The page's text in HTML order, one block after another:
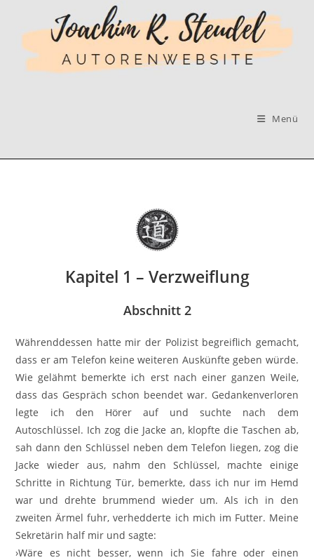
springen
Menü
Kapitel 1 – Verzweiflung
Abschnitt 2
Währenddessen hatte mir der Polizist begreiflich gemacht,
dass er am Telefon keine weiteren Auskünfte geben würde.
Wie gelähmt bemerkte ich erst nach einer ganzen Weile,
dass das Gespräch schon beendet war. Gedankenverloren
legte ich den Hörer auf und suchte nach dem
Autoschlüssel. Ich zog die Jacke an, klopfte die Taschen ab,
sah dann den Schlüssel neben dem Telefon liegen, zog die
Jacke wieder aus, nahm den Schlüssel, machte einige
Schritte in Richtung Tür, bemerkte, dass ich nur im Hemd
war und drehte brummend wieder um. Als ich in den
zweiten Ärmel fuhr, verhedderte ich mich im Futter. Meine
Sekretärin half mir und sagte:
›Wäre es nicht besser, wenn ich Sie fahre oder einen